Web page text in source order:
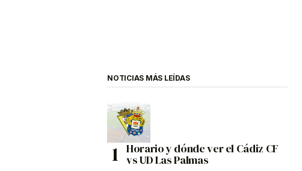
NOTICIAS MÁS LEÍDAS
Horario y dónde ver el Cádiz CF
vs UD Las Palmas